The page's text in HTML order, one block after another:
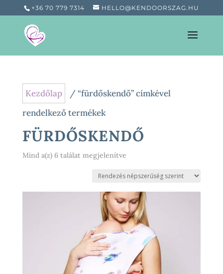
+36 70 779 7314 HELLO@KENDOORSZAG.HU
Kezdőlap
/ “fürdőskendő” címkével
rendelkező termékek
FÜRDŐSKENDŐ
Mind a(z) 6 találat megjelenítveSorted
popularity